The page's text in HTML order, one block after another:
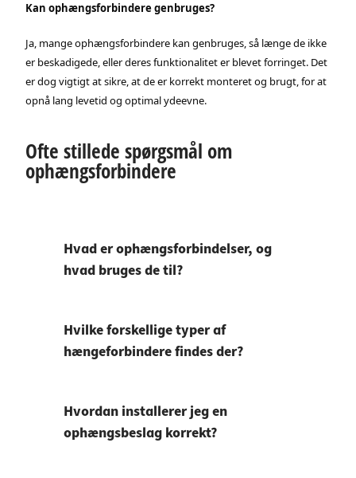
Kan ophængsforbindere genbruges?
Ja, mange ophængsforbindere kan genbruges, så længe de ikke
er beskadigede, eller deres funktionalitet er blevet forringet. Det
er dog vigtigt at sikre, at de er korrekt monteret og brugt, for at
opnå lang levetid og optimal ydeevne.
Ofte stillede spørgsmål om
ophængsforbindere
Hvad er ophængsforbindelser, og
hvad bruges de til?
Hvilke forskellige typer af
hængeforbindere findes der?
Hvordan installerer jeg en
ophængsbeslag korrekt?